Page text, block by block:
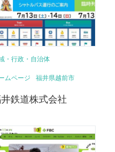
・行政・自治体
ムページ 福井県越前市
鉄道株式会社